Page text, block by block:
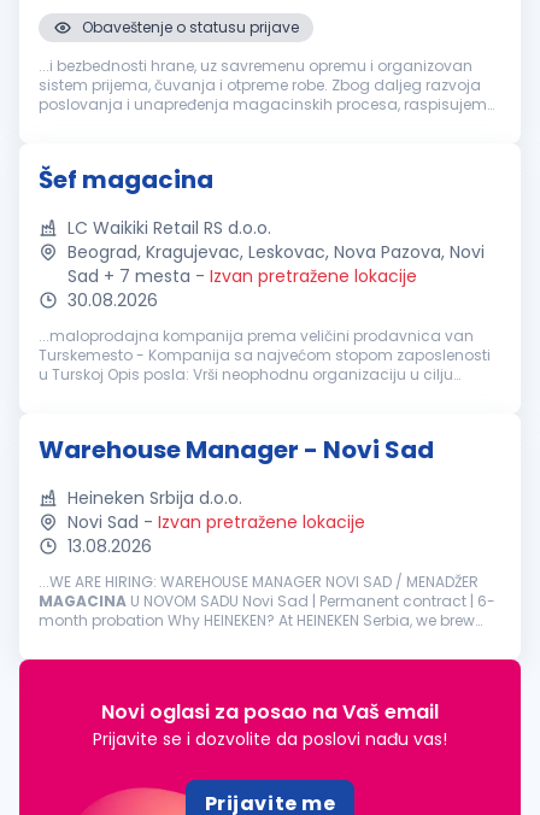
Obaveštenje o statusu prijave
...i bezbednosti hrane, uz savremenu opremu i organizovan
sistem prijema, čuvanja i otpreme robe. Zbog daljeg razvoja
poslovanja i unapređenja magacinskih procesa, raspisujemo
Šef magacina
LC Waikiki Retail RS d.o.o.
Beograd, Kragujevac, Leskovac, Nova Pazova, Novi
Sad + 7 mesta - Izvan pretražene lokacije
30.08.2026
...maloprodajna kompanija prema veličini prodavnica van
Turskemesto - Kompanija sa najvećom stopom zaposlenosti
u Turskoj Opis posla: Vrši neophodnu organizaciju u cilju
Warehouse Manager - Novi Sad
Heineken Srbija d.o.o.
Novi Sad - Izvan pretražene lokacije
13.08.2026
...WE ARE HIRING: WAREHOUSE MANAGER NOVI SAD / MENADŽER
MAGACINA U NOVOM SADU Novi Sad | Permanent contract | 6-
month probation Why HEINEKEN? At HEINEKEN Serbia, we brew
surprising and...
Novi oglasi za posao na Vaš email
Prijavite se i dozvolite da poslovi nađu vas!
Prijavite me